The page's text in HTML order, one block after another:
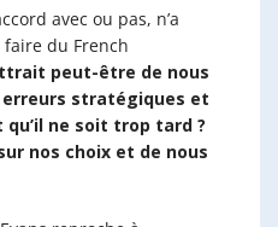
avec ou pas, n’a
du French
peut-être de nous
stratégiques et
ne soit trop tard ?
nos choix et de nous